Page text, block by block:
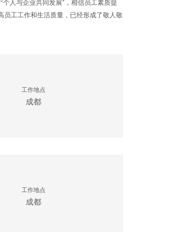
人与企业共同发展”，相信员工素质提
员工工作和生活质量，已经形成了敬人敬
工作地点
成都
工作地点
成都